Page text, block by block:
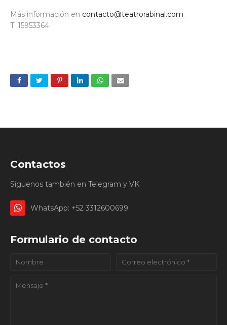
Más información en contacto@teatrorabinal.com
T. 15953364
Contactos
Síguenos también en Telegram y VK
WhatsApp: +52 3312600699
Formulario de contacto